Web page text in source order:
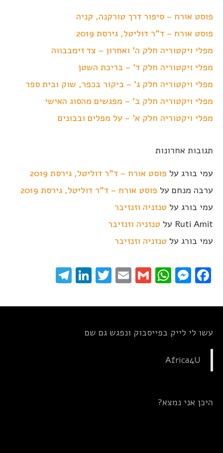
פוסט אורח – סיפור דרך טורקנה, קניה
פוסט אורח – ד"ר דוליטל, גירסת 2019
מפלי ויקטוריה חלק ה' ואחרון – צד זימבבווה
מפלי ויקטוריה חלק ד' – בריכת השטן
מפלי ויקטוריה חלק ג' – ביקור בכפר, שוק ובית ספר
מפלי ויקטוריה חלק ב' – מפגשים מהסוג האישי
מפלי ויקטוריה חלק א' – על מפלים ובבונים
תגובות אחרונות
עמי בורג על פוסט אורח – ד"ר דוליטל, גירסת 2019
ערבה מנחם על פוסט אורח – ד"ר דוליטל, גירסת 2019
עמי בורג על טנזניה וזנזיבר
Ruti Amit על טנזניה וזנזיבר
עמי בורג על טנזניה וזנזיבר
Facebook
Messenger
WhatsApp
Gmail
Email
Twitter
LinkedIn
עשו לי לייק בפייסבוק ונפגש גם שם
Africa4U
היכן אני נמצא?